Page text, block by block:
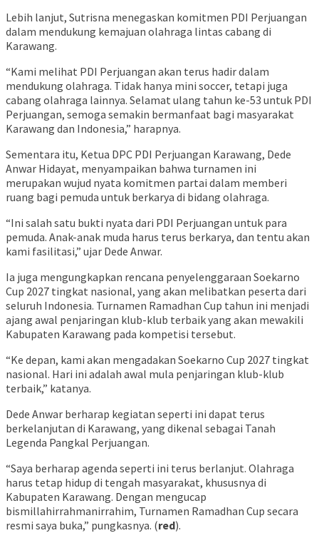
Lebih lanjut, Sutrisna menegaskan komitmen PDI Perjuangan
dalam mendukung kemajuan olahraga lintas cabang di
Karawang.
“Kami melihat PDI Perjuangan akan terus hadir dalam
mendukung olahraga. Tidak hanya mini soccer, tetapi juga
cabang olahraga lainnya. Selamat ulang tahun ke-53 untuk PDI
Perjuangan, semoga semakin bermanfaat bagi masyarakat
Karawang dan Indonesia,” harapnya.
Sementara itu, Ketua DPC PDI Perjuangan Karawang, Dede
Anwar Hidayat, menyampaikan bahwa turnamen ini
merupakan wujud nyata komitmen partai dalam memberi
ruang bagi pemuda untuk berkarya di bidang olahraga.
“Ini salah satu bukti nyata dari PDI Perjuangan untuk para
pemuda. Anak-anak muda harus terus berkarya, dan tentu akan
kami fasilitasi,” ujar Dede Anwar.
Ia juga mengungkapkan rencana penyelenggaraan Soekarno
Cup 2027 tingkat nasional, yang akan melibatkan peserta dari
seluruh Indonesia. Turnamen Ramadhan Cup tahun ini menjadi
ajang awal penjaringan klub-klub terbaik yang akan mewakili
Kabupaten Karawang pada kompetisi tersebut.
“Ke depan, kami akan mengadakan Soekarno Cup 2027 tingkat
nasional. Hari ini adalah awal mula penjaringan klub-klub
terbaik,” katanya.
Dede Anwar berharap kegiatan seperti ini dapat terus
berkelanjutan di Karawang, yang dikenal sebagai Tanah
Legenda Pangkal Perjuangan.
“Saya berharap agenda seperti ini terus berlanjut. Olahraga
harus tetap hidup di tengah masyarakat, khususnya di
Kabupaten Karawang. Dengan mengucap
bismillahirrahmanirrahim, Turnamen Ramadhan Cup secara
resmi saya buka,” pungkasnya. (red).